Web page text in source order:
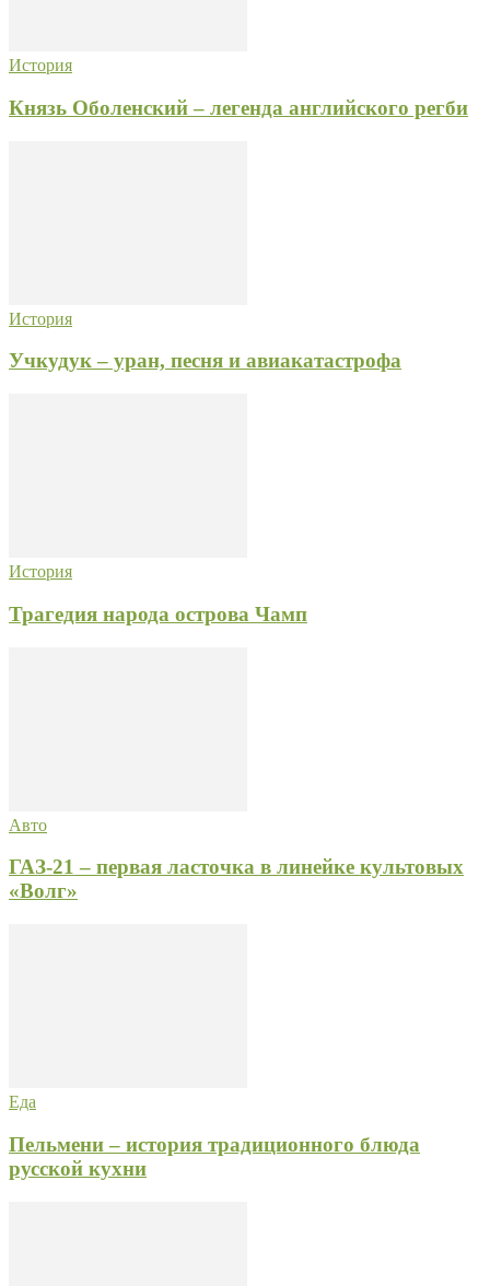
История
Князь Оболенский – легенда английского регби
История
Учкудук – уран, песня и авиакатастрофа
История
Трагедия народа острова Чамп
Авто
ГАЗ-21 – первая ласточка в линейке культовых
«Волг»
Еда
Пельмени – история традиционного блюда
русской кухни